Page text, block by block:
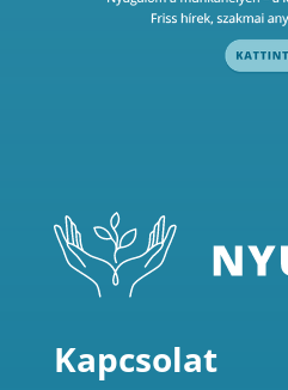
Kapcsolat